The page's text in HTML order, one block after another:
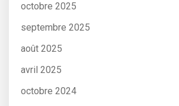
octobre 2025
septembre 2025
août 2025
avril 2025
octobre 2024